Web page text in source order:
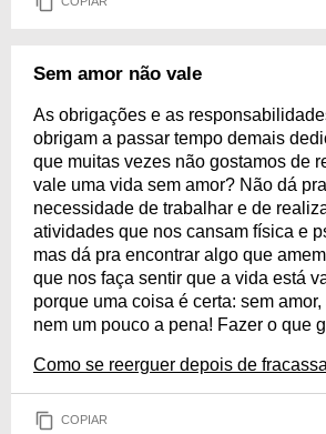
Sem amor não vale
As obrigações e as
obrigam a passar tempo demais
que muitas vezes não gostamos de
vale uma vida sem amor? Não dá
necessidade de trabalhar e de
atividades que nos cansam física e
mas dá pra encontrar algo que
que nos faça sentir que a vida está
porque uma coisa é certa: sem
nem um pouco a pena! Fazer o que
Como se reerguer depois de
COPIAR